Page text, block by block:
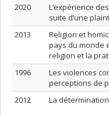
2020
L’expérience
suite d’une
2013
Religion et
pays du monde
religion et la
1996
Les violences
perceptions de
2012
La